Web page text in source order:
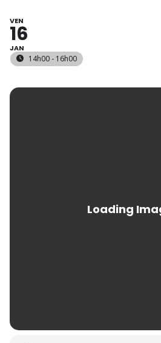
VEN
16
JAN
14h00 - 16h00